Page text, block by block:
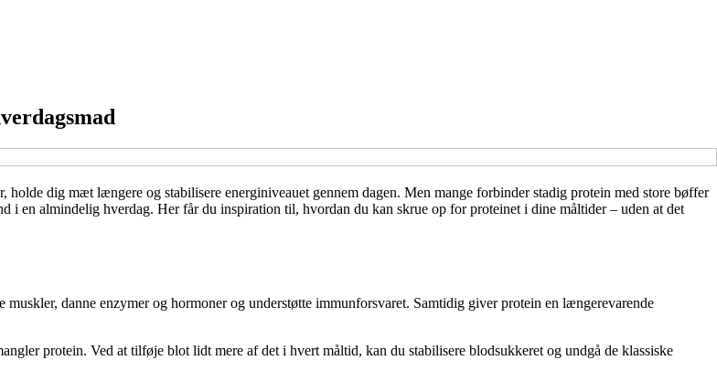
dig mæt længere og stabilisere energiniveauet gennem dagen. Men mange forbinder stadig protein med store bøffer
i en almindelig hverdag. Her får du inspiration til, hvordan du kan skrue op for proteinet i dine måltider – uden at det
danne enzymer og hormoner og understøtte immunforsvaret. Samtidig giver protein en længerevarende
protein. Ved at tilføje blot lidt mere af det i hvert måltid, kan du stabilisere blodsukkeret og undgå de klassiske